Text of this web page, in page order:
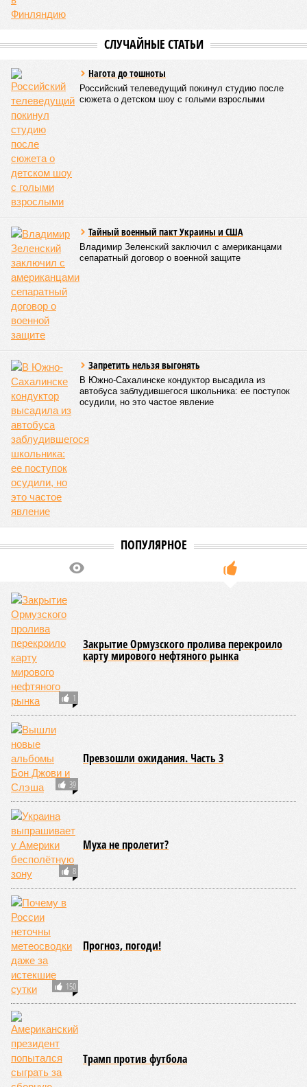
СЛУЧАЙНЫЕ СТАТЬИ
Нагота до тошноты
Российский телеведущий покинул студию после
сюжета о детском шоу с голыми взрослыми
Тайный военный пакт Украины и США
Владимир Зеленский заключил с американцами
сепаратный договор о военной защите
Запретить нельзя выгонять
В Южно-Сахалинске кондуктор высадила из
автобуса заблудившегося школьника: ее поступок
осудили, но это частое явление
ПОПУЛЯРНОЕ
1
Закрытие Ормузского пролива перекроило
карту мирового нефтяного рынка
39
Превзошли ожидания. Часть 3
8
Муха не пролетит?
150
Прогноз, погоди!
Трамп против футбола